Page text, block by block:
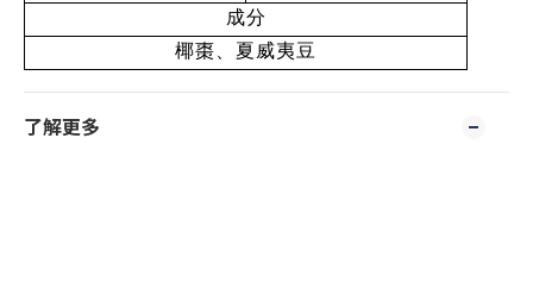
成分
椰棗、夏威夷豆
了解更多